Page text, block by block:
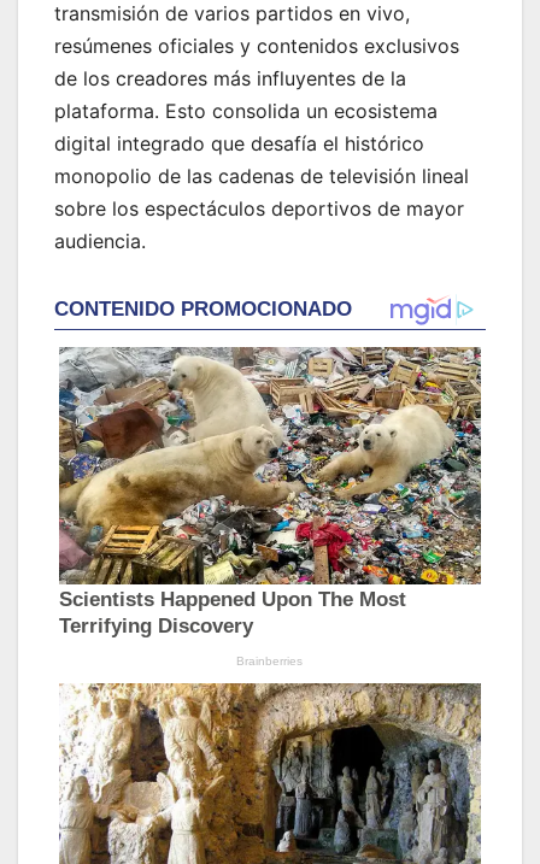
transmisión de varios partidos en vivo,
resúmenes oficiales y contenidos exclusivos
de los creadores más influyentes de la
plataforma. Esto consolida un ecosistema
digital integrado que desafía el histórico
monopolio de las cadenas de televisión lineal
sobre los espectáculos deportivos de mayor
audiencia.